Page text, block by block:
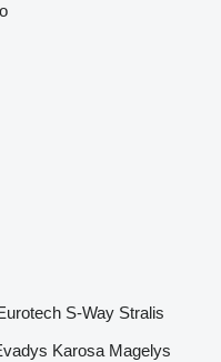
S-Way Stralis
Karosa Magelys